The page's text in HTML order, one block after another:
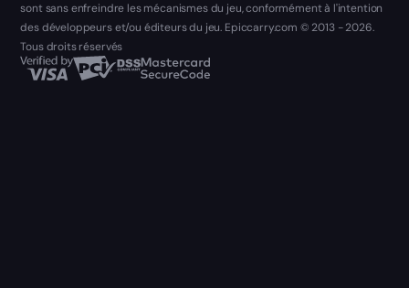
sont sans enfreindre les mécanismes du jeu, conformément à l'intention
des développeurs et/ou éditeurs du jeu. Epiccarry.com © 2013 - 2026.
Tous droits réservés